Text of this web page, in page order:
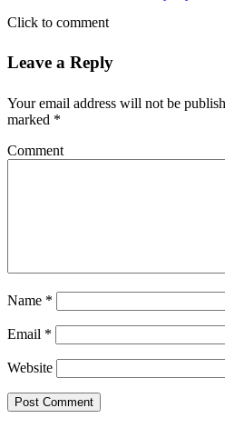
Click to comment
Leave a Reply
Your email address will not be
marked *
Comment
Name *
Email *
Website